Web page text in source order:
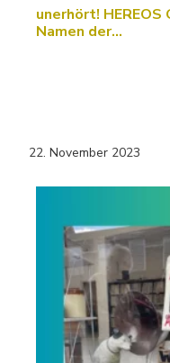
unerhört!
Namen der…
22. November 2023